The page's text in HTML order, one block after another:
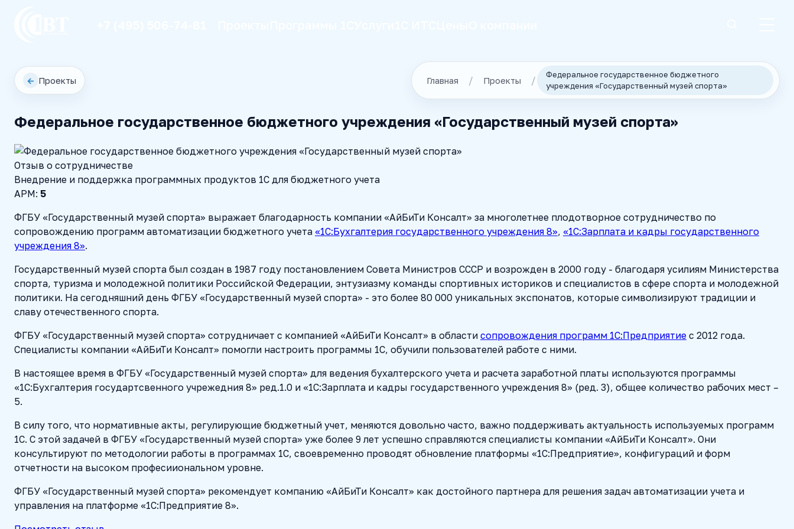
← Проекты Главная Проекты
Федеральное государственное бюджетного
учреждения «Государственный музей спорта»
Федеральное государственное бюджетного учреждения «Государственный музей спорта»
Отзыв о сотрудничестве
Внедрение и поддержка программных продуктов 1С для бюджетного учета
АРМ: 5
ФГБУ «Государственный музей спорта» выражает благодарность компании «АйБиТи Консалт» за многолетнее плодотворное сотрудничество по
сопровождению программ автоматизации бюджетного учета «1С:Бухгалтерия государственного учреждения 8», «1С:Зарплата и кадры государственного
учреждения 8».
Государственный музей спорта был создан в 1987 году постановлением Совета Министров СССР и возрожден в 2000 году - благодаря усилиям Министерства
спорта, туризма и молодежной политики Российской Федерации, энтузиазму команды спортивных историков и специалистов в сфере спорта и молодежной
политики. На сегодняшний день ФГБУ «Государственный музей спорта» - это более 80 000 уникальных экспонатов, которые символизируют традиции и
славу отечественного спорта.
ФГБУ «Государственный музей спорта» сотрудничает с компанией «АйБиТи Консалт» в области сопровождения программ 1С:Предприятие с 2012 года.
Специалисты компании «АйБиТи Консалт» помогли настроить программы 1С, обучили пользователей работе с ними.
В настоящее время в ФГБУ «Государственный музей спорта» для ведения бухалтерского учета и расчета заработной платы используются программы
«1С:Бухгалтерия государтсвенного учрежедния 8» ред.1.0 и «1С:Зарплата и кадры государственного учреждения 8» (ред. 3), общее количество рабочих мест –
5.
В силу того, что нормативные акты, регулирующие бюджетный учет, меняются довольно часто, важно поддерживать актуальность используемых программ
1С. С этой задачей в ФГБУ «Государственный музей спорта» уже более 9 лет успешно справляются специалисты компании «АйБиТи Консалт». Они
консультируют по методологии работы в программах 1С, своевременно проводят обновление платформы «1С:Предприятие», конфигураций и форм
отчетности на высоком професииональном уровне.
ФГБУ «Государственный музей спорта» рекомендует компанию «АйБиТи Консалт» как достойного партнера для решения задач автоматизации учета и
управления на платформе «1С:Предприятие 8».